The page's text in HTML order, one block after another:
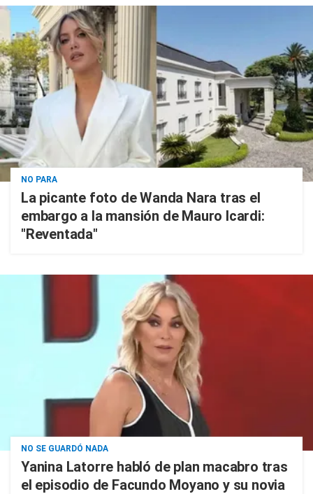
NO PARA
La picante foto de Wanda Nara tras el
embargo a la mansión de Mauro Icardi:
"Reventada"
NO SE GUARDÓ NADA
Yanina Latorre habló de plan macabro tras
el episodio de Facundo Moyano y su novia